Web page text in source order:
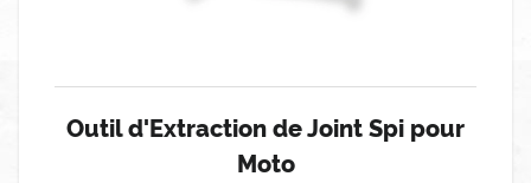
Outil d'Extraction de Joint Spi pour
Moto